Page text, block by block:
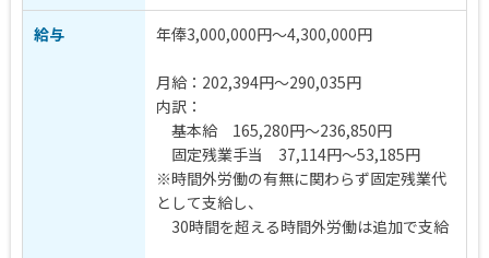
給与 年俸3,000,000円～4,300,000円
月給：202,394円～290,035円
内訳：
基本給 165,280円～236,850円
固定残業手当 37,114円～53,185円
※時間外労働の有無に関わらず固定残業代
として支給し、
30時間を超える時間外労働は追加で支給